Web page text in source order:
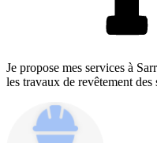
Je propose mes services à
les travaux de revêtement des